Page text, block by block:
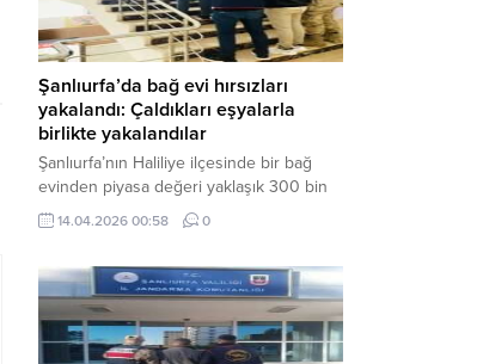
Şanlıurfa’da bağ evi hırsızları
yakalandı: Çaldıkları eşyalarla
birlikte yakalandılar
Şanlıurfa’nın Haliliye ilçesinde bir bağ
evinden piyasa değeri yaklaşık 300 bin
TL olan eşyaları çalan şüpheliler,
jandarmanın başarılı operasyonuyla
şüpheliden 2’si tutuklanarak cezaevine
gönderildi. Haber Merkezi – Şanlıurfa İl
Jandarma Komutanlığı, “Faili Meçhul
Hırsızlık Olaylarının Aydınlatılmasına”
14.04.2026 00:58 0